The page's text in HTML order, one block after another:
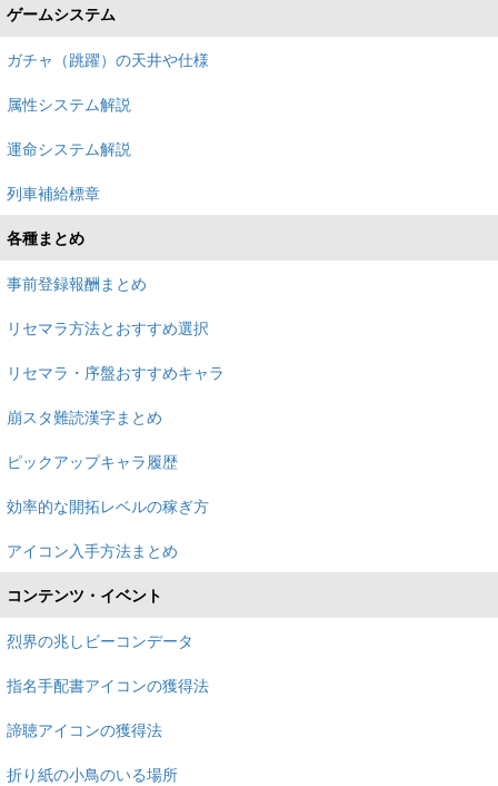
ゲームシステム
ガチャ（跳躍）の天井や仕様
属性システム解説
運命システム解説
列車補給標章
各種まとめ
事前登録報酬まとめ
リセマラ方法とおすすめ選択
リセマラ・序盤おすすめキャラ
崩スタ難読漢字まとめ
ピックアップキャラ履歴
効率的な開拓レベルの稼ぎ方
アイコン入手方法まとめ
コンテンツ・イベント
烈界の兆しビーコンデータ
指名手配書アイコンの獲得法
諦聴アイコンの獲得法
折り紙の小鳥のいる場所